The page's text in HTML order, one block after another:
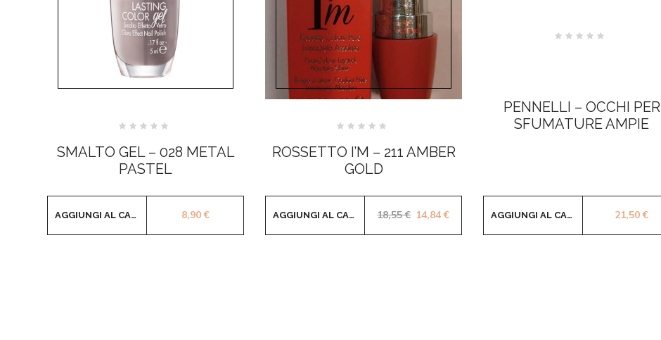
su
5
SMALTO GEL – 028 METAL
PASTEL
8,90€
AGGIUNGI AL CARRELLO
su
5
ROSSETTO I’M – 211 AMBER
GOLD
18,55€ Il prezzo originale era: 18,55 €.
14,84€Il prezzo attuale è: 14,84 €.
AGGIUNGI AL CARRELLO
PENNELLI – OCCHI PER
SFUMATURE AMPIE
21,50€
AGGIUNGI AL CARRELLO